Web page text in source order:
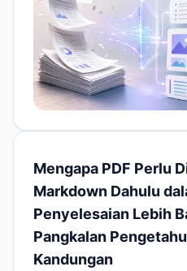
Mengapa PDF Perlu
Markdown Dahulu
Penyelesaian Lebih
Pangkalan
Kandungan